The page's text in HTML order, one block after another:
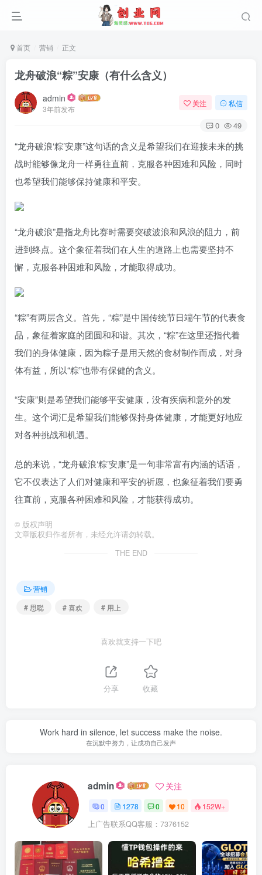
首页 营销 正文
龙舟破浪“粽”安康（有什么含义）
admin
3年前发布
关注 私信
0 49
“龙舟破浪‘粽’安康”这句话的含义是希望我们在迎接未来的挑
战时能够像龙舟一样勇往直前，克服各种困难和风险，同时
也希望我们能够保持健康和平安。
“龙舟破浪”是指龙舟比赛时需要突破波浪和风浪的阻力，前
进到终点。这个象征着我们在人生的道路上也需要坚持不
懈，克服各种困难和风险，才能取得成功。
“粽”有两层含义。首先，“粽”是中国传统节日端午节的代表食
品，象征着家庭的团圆和和谐。其次，“粽”在这里还指代着
我们的身体健康，因为粽子是用天然的食材制作而成，对身
体有益，所以“粽”也带有保健的含义。
“安康”则是希望我们能够平安健康，没有疾病和意外的发
生。这个词汇是希望我们能够保持身体健康，才能更好地应
对各种挑战和机遇。
总的来说，“龙舟破浪‘粽’安康”是一句非常富有内涵的话语，
它不仅表达了人们对健康和平安的祈愿，也象征着我们要勇
往直前，克服各种困难和风险，才能获得成功。
© 版权声明
文章版权归作者所有，未经允许请勿转载。
THE END
营销
# 思聪
# 喜欢 # 用上
喜欢就支持一下吧
分享 收藏
Work hard in silence, let success make the noise.
在沉默中努力，让成功自己发声
admin 关注
0 1278 0 10 152W+
上广告联系QQ客服：7376152